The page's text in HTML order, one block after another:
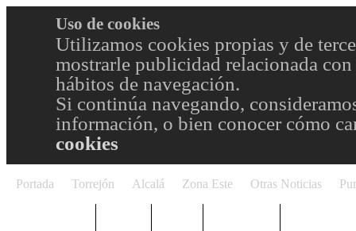
Uso de cookies
Utilizamos cookies propias y de
mostrarle publicidad relacionada
hábitos de navegación.
Si continúa navegando,
información, o bien conocer cómo
cookies
Portada Torrejón Alcalá Zona Este Otras Noticias